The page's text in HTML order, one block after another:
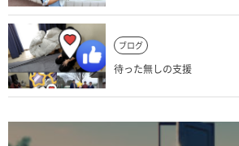
ブログ
待った無しの支援